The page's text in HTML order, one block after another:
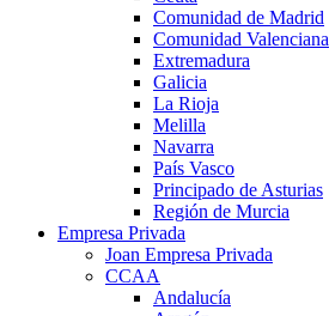
Comunidad de Madrid
Comunidad Valenciana
Extremadura
Galicia
La Rioja
Melilla
Navarra
País Vasco
Principado de Asturias
Región de Murcia
Empresa Privada
Joan Empresa Privada
CCAA
Andalucía